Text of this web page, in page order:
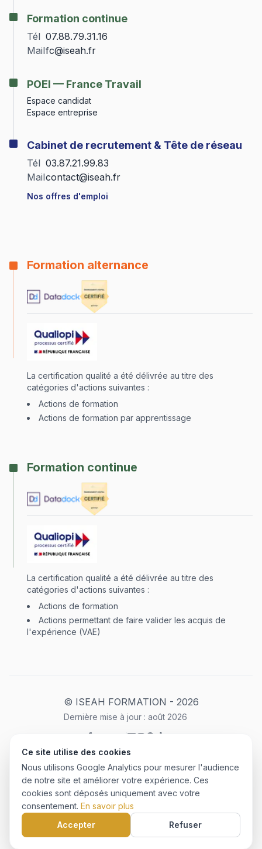
Formation continue
Tél 07.88.79.31.16
Mailfc@iseah.fr
POEI — France Travail
Espace candidat
Espace entreprise
Cabinet de recrutement & Tête de réseau
Tél 03.87.21.99.83
Mailcontact@iseah.fr
Nos offres d'emploi
Formation alternance
La certification qualité a été délivrée au titre des
catégories d'actions suivantes :
Actions de formation
Actions de formation par apprentissage
Formation continue
La certification qualité a été délivrée au titre des
catégories d'actions suivantes :
Actions de formation
Actions permettant de faire valider les acquis de
l'expérience (VAE)
© ISEAH FORMATION - 2026
Dernière mise à jour : août 2026
Mentions LégalesPlan du site
CGU
Créé avec ❤️ par HMS
©2026
Ce site utilise des cookies
Nous utilisons Google Analytics pour mesurer l'audience
de notre site et améliorer votre expérience. Ces
cookies sont déposés uniquement avec votre
consentement. En savoir plus
Accepter
Refuser